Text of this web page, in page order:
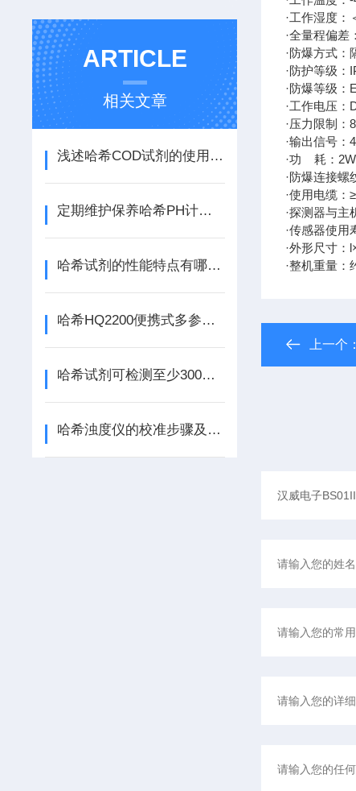
ARTICLE
相关文章
浅述哈希COD试剂的使用方法及注意事项
定期维护保养哈希PH计可获得准确可靠的测量结果
哈希试剂的性能特点有哪些？
哈希HQ2200便携式多参数水质分析仪的产品特点
哈希试剂可检测至少300种水质常见参数
哈希浊度仪的校准步骤及使用注意事项介绍
·工作湿度：
·全量程偏差
·防爆方式：
·防护等级：
·防爆等级：
·工作电压：
·压力限制：
·输出信号：
·功 耗：
·防爆连接螺
·使用电缆：
·探测器与主
·传感器使用
·外形尺寸：
·整机重量：
上一个